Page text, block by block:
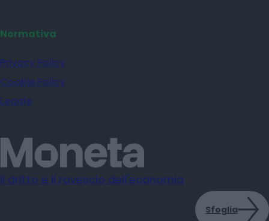
Normativa
Privacy Policy
Cookie Policy
Legale
Il dritto e il rovescio dell'economia
Sfoglia